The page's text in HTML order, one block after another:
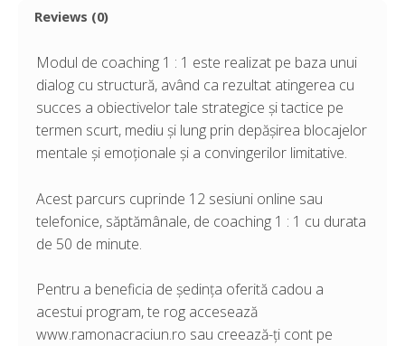
aduc
scontate
lecție
(preambul)
quantity
Reviews (0)
Modul de coaching 1 : 1 este realizat pe baza unui
dialog cu structură, având ca rezultat atingerea cu
succes a obiectivelor tale strategice și tactice pe
termen scurt, mediu și lung prin depășirea blocajelor
mentale și emoționale și a convingerilor limitative.
Acest parcurs cuprinde 12 sesiuni online sau
telefonice, săptămânale, de coaching 1 : 1 cu durata
de 50 de minute.
Pentru a beneficia de ședința oferită cadou a
acestui program, te rog accesează
www.ramonacraciun.ro sau creează-ți cont pe